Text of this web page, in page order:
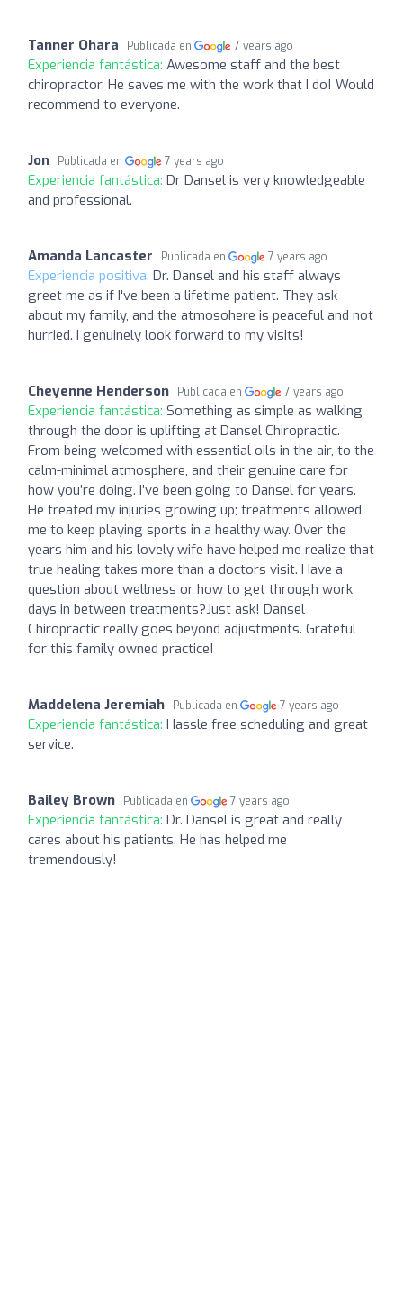
Tanner Ohara Publicada en 7 years ago
Experiencia fantástica: Awesome staff and the best
chiropractor. He saves me with the work that I do! Would
recommend to everyone.
Jon Publicada en 7 years ago
Experiencia fantástica: Dr Dansel is very knowledgeable
and professional.
Amanda Lancaster Publicada en 7 years ago
Experiencia positiva: Dr. Dansel and his staff always
greet me as if I've been a lifetime patient. They ask
about my family, and the atmosohere is peaceful and not
hurried. I genuinely look forward to my visits!
Cheyenne Henderson Publicada en 7 years ago
Experiencia fantástica: Something as simple as walking
through the door is uplifting at Dansel Chiropractic.
From being welcomed with essential oils in the air, to the
calm-minimal atmosphere, and their genuine care for
how you’re doing. I’ve been going to Dansel for years.
He treated my injuries growing up; treatments allowed
me to keep playing sports in a healthy way. Over the
years him and his lovely wife have helped me realize that
true healing takes more than a doctors visit. Have a
question about wellness or how to get through work
days in between treatments?Just ask! Dansel
Chiropractic really goes beyond adjustments. Grateful
for this family owned practice!
Maddelena Jeremiah Publicada en 7 years ago
Experiencia fantástica: Hassle free scheduling and great
service.
Bailey Brown Publicada en 7 years ago
Experiencia fantástica: Dr. Dansel is great and really
cares about his patients. He has helped me
tremendously!